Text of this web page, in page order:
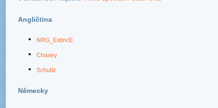
Angličtina
NRG_ExtincE
Chasey
Schultz
Německy